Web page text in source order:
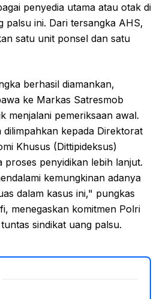
penyedia utama atau otak di
palsu ini. Dari tersangka AHS,
satu unit ponsel dan satu
berhasil diamankan,
ke Markas Satresmob
menjalani pemeriksaan awal.
dilimpahkan kepada Direktorat
Khusus (Dittipideksus)
proses penyidikan lebih lanjut.
kemungkinan adanya
dalam kasus ini," pungkas
menegaskan komitmen Polri
sindikat uang palsu.